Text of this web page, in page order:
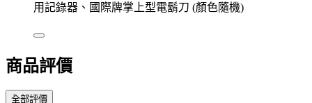
用記錄器、國際牌掌上型電鬍刀 (顏色隨機)
商品評價
全部評價